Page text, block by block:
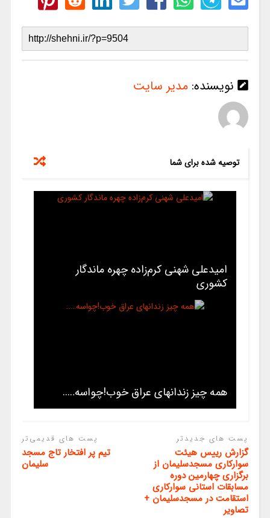
نویسنده: مدیر سایت
توصیه شده برای شما
امیدعلی شهنی کرم‌زاده چهره ماندگار
کشوری
همه چیز زندانهای عراق خوب!چواسه…..
پست های جدیدتر
گزارش رییس هیئت
سوارکاری مسجدسلیمان از
برگزاری چهارمین دوره
مسابقات استانی سوارکاری
استقامت در مسجدسلیمان +
تصاویر
پست های قدیمی‌تر
تیم پر افتخار تاج مسجد
سلیمان